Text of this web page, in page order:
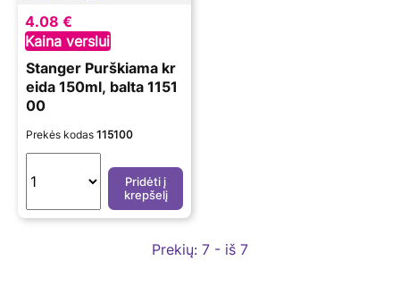
4.08 €
Kaina verslui
Stanger Purškiama kr
eida 150ml, balta 1151
00
Prekės kodas 115100
Pridėti į
krepšelį
Prekių: 7 - iš 7